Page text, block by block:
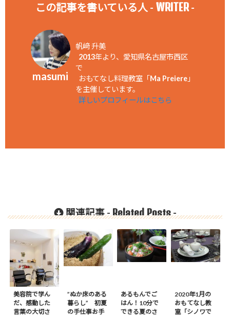
この記事を書いている人 - WRITER-
masumi
帆﨑 升美
2013年より、愛知県名古屋市西区
で
おもてなし料理教室「Ma Preiere」
を主催しています。
詳しいプロフィールはこちら
関連記事 -Related Posts-
美容院で学ん
だ、感動した
言葉の大切さ
”ぬか床のある
暮らし” 初夏
の手仕事お手
あるもんでご
はん！10分で
できる夏のさ
2020年1月の
おもてなし教
室「シノワで